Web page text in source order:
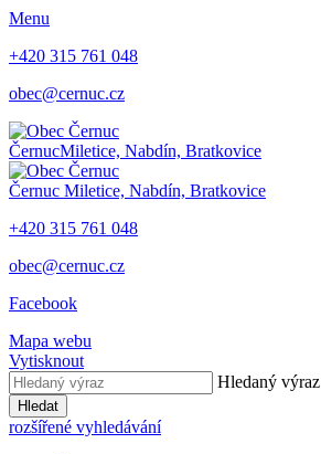
Menu
+420 315 761 048
obec@cernuc.cz
ČernucMiletice, Nabdín, Bratkovice
Černuc Miletice, Nabdín, Bratkovice
+420 315 761 048
obec@cernuc.cz
Facebook
Mapa webu
Vytisknout
Hledaný výraz
Hledat
rozšířené vyhledávání